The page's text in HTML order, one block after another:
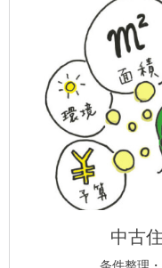
中古